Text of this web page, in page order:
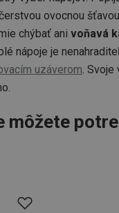
ovocnou
chýbať ani voňavá
nápoje je
uzáverom. Svoje
môžete